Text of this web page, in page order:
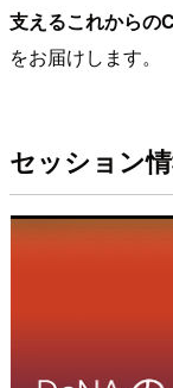
支えるこれからの
をお届けします。
セッション